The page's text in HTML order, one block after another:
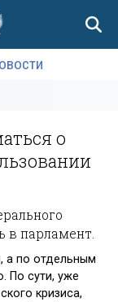
о
в парламент.
а по отдельным
По сути, уже
кризиса,